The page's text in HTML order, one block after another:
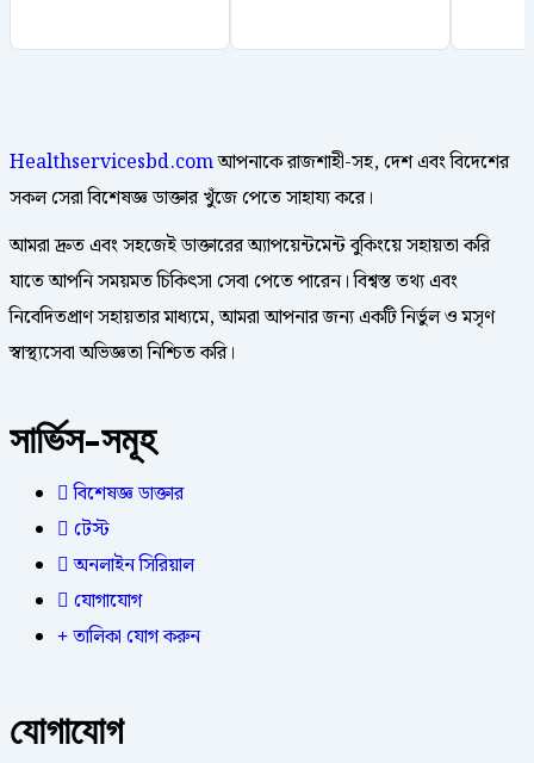
Healthservicesbd.comআপনাকে রাজশাহী-সহ, দেশ এবং বিদেশের
সকল সেরা বিশেষজ্ঞ ডাক্তার খুঁজে পেতে সাহায্য করে।
আমরা দ্রুত এবং সহজেই ডাক্তারের অ্যাপয়েন্টমেন্ট বুকিংয়ে সহায়তা করি
যাতে আপনি সময়মত চিকিৎসা সেবা পেতে পারেন। বিশ্বস্ত তথ্য এবং
নিবেদিতপ্রাণ সহায়তার মাধ্যমে, আমরা আপনার জন্য একটি নির্ভুল ও মসৃণ
স্বাস্থ্যসেবা অভিজ্ঞতা নিশ্চিত করি।
সার্ভিস-সমূহ
বিশেষজ্ঞ ডাক্তার
টেস্ট
অনলাইন সিরিয়াল
যোগাযোগ
তালিকা যোগ করুন
যোগাযোগ